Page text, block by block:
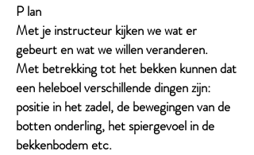
P lan
Met je instructeur kijken we wat er
gebeurt en wat we willen veranderen.
Met betrekking tot het bekken kunnen dat
een heleboel verschillende dingen zijn:
positie in het zadel, de bewegingen van de
botten onderling, het spiergevoel in de
bekkenbodem etc.